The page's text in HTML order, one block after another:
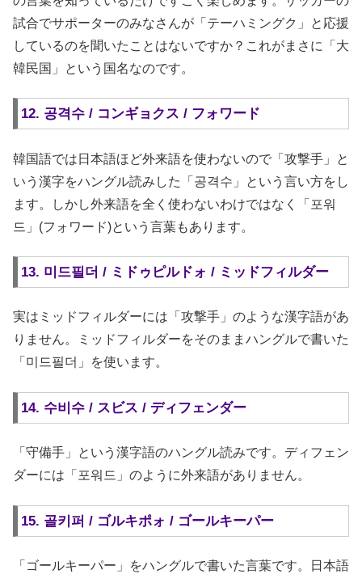
試合でサポーターのみなさんが「テーハミングク」と応援
しているのを聞いたことはないですか？これがまさに「大
韓民国」という国名なのです。
12. 공격수 / コンギョクス / フォワード
韓国語では日本語ほど外来語を使わないので「攻撃手」と
いう漢字をハングル読みした「공격수」という言い方をし
ます。しかし外来語を全く使わないわけではなく「포워
드」(フォワード)という言葉もあります。
13. 미드필더 / ミドゥピルドォ / ミッドフィルダー
実はミッドフィルダーには「攻撃手」のような漢字語があ
りません。ミッドフィルダーをそのままハングルで書いた
「미드필더」を使います。
14. 수비수 / スビス / ディフェンダー
「守備手」という漢字語のハングル読みです。ディフェン
ダーには「포워드」のように外来語がありません。
15. 골키퍼 / ゴルキポォ / ゴールキーパー
「ゴールキーパー」をハングルで書いた言葉です。日本語